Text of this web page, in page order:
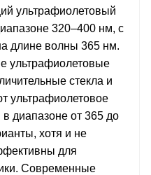
ультрафиолетовый
320–400 нм, с
длине волны 365 нм.
ультрафиолетовые
стекла и
ультрафиолетовое
диапазоне от 365 до
хотя и не
для
Современные